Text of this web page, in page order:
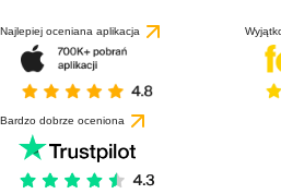
Najlepiej oceniana aplikacja
Bardzo dobrze oceniona